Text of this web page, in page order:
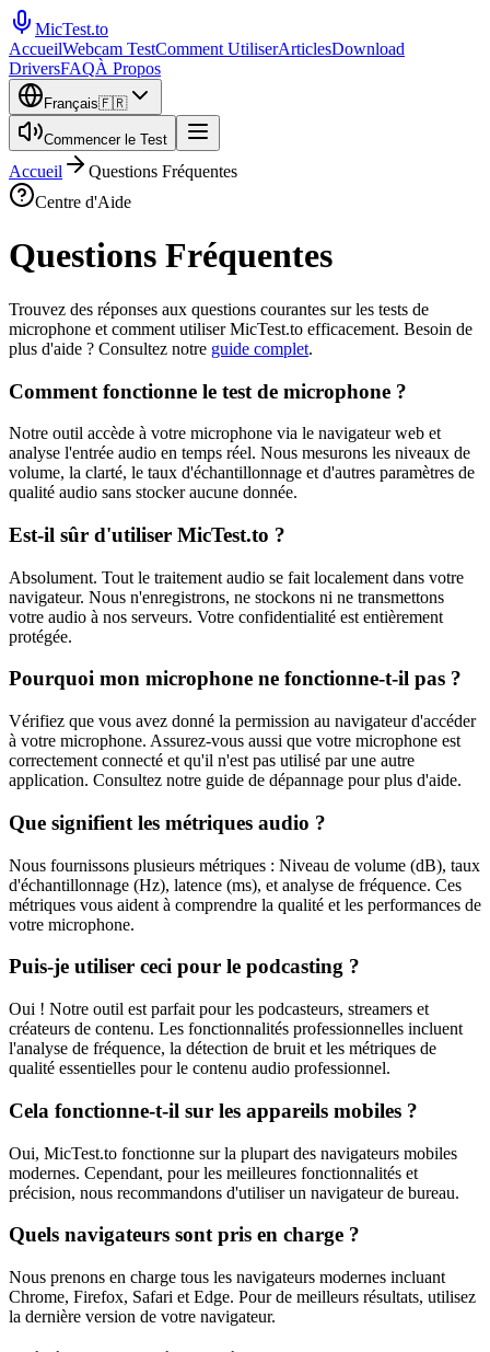
MicTest.to
AccueilWebcam TestComment UtiliserArticlesDownload
DriversFAQÀ Propos
Français🇫🇷
Commencer le Test
Accueil
Questions Fréquentes
Centre d'Aide
Questions Fréquentes
Trouvez des réponses aux questions courantes sur les tests de
microphone et comment utiliser MicTest.to efficacement. Besoin de
plus d'aide ? Consultez notre guide complet.
Comment fonctionne le test de microphone ?
Notre outil accède à votre microphone via le navigateur web et
analyse l'entrée audio en temps réel. Nous mesurons les niveaux de
volume, la clarté, le taux d'échantillonnage et d'autres paramètres de
qualité audio sans stocker aucune donnée.
Est-il sûr d'utiliser MicTest.to ?
Absolument. Tout le traitement audio se fait localement dans votre
navigateur. Nous n'enregistrons, ne stockons ni ne transmettons
votre audio à nos serveurs. Votre confidentialité est entièrement
protégée.
Pourquoi mon microphone ne fonctionne-t-il pas ?
Vérifiez que vous avez donné la permission au navigateur d'accéder
à votre microphone. Assurez-vous aussi que votre microphone est
correctement connecté et qu'il n'est pas utilisé par une autre
application. Consultez notre guide de dépannage pour plus d'aide.
Que signifient les métriques audio ?
Nous fournissons plusieurs métriques : Niveau de volume (dB), taux
d'échantillonnage (Hz), latence (ms), et analyse de fréquence. Ces
métriques vous aident à comprendre la qualité et les performances de
votre microphone.
Puis-je utiliser ceci pour le podcasting ?
Oui ! Notre outil est parfait pour les podcasteurs, streamers et
créateurs de contenu. Les fonctionnalités professionnelles incluent
l'analyse de fréquence, la détection de bruit et les métriques de
qualité essentielles pour le contenu audio professionnel.
Cela fonctionne-t-il sur les appareils mobiles ?
Oui, MicTest.to fonctionne sur la plupart des navigateurs mobiles
modernes. Cependant, pour les meilleures fonctionnalités et
précision, nous recommandons d'utiliser un navigateur de bureau.
Quels navigateurs sont pris en charge ?
Nous prenons en charge tous les navigateurs modernes incluant
Chrome, Firefox, Safari et Edge. Pour de meilleurs résultats, utilisez
la dernière version de votre navigateur.